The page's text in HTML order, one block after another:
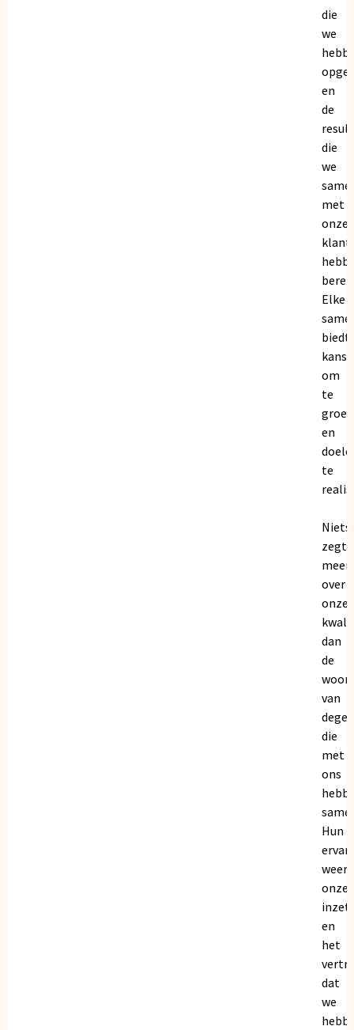
die
we
en
de
die
we
met
onze
Elke
biedt
om
te
en
te
Niets
zegt
meer
over
onze
dan
de
van
die
met
ons
Hun
onze
inzet
en
het
dat
we